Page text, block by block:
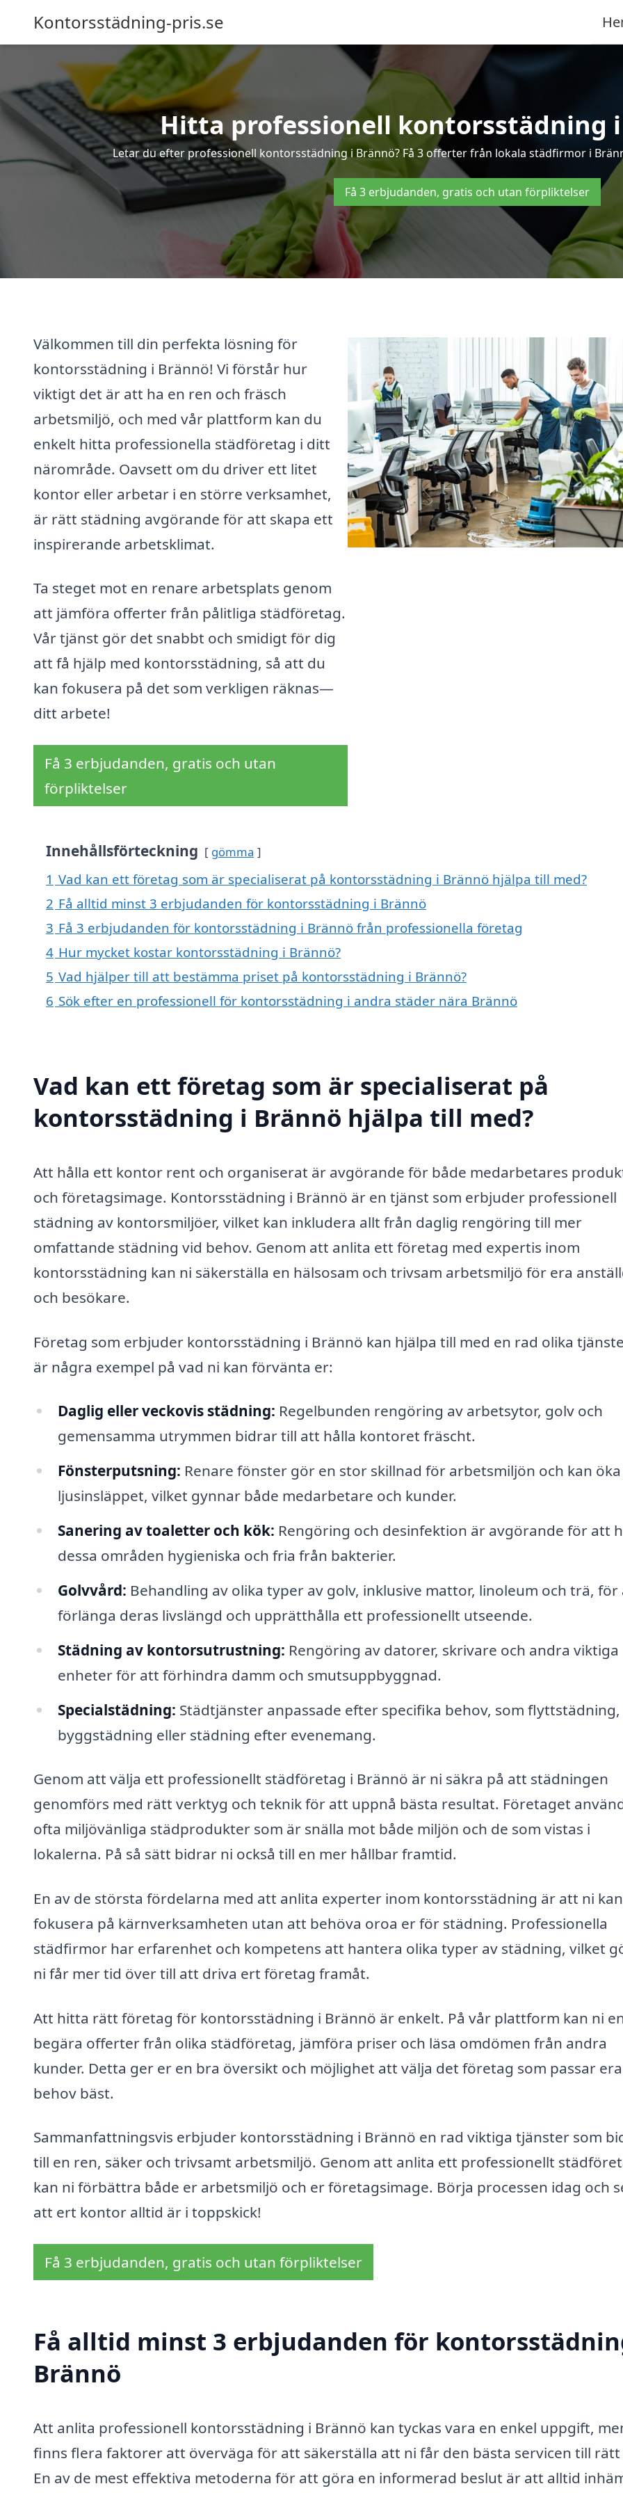
Kontorsstädning-pris.se
Hitta professionell kontorsstädning
Letar du efter professionell kontorsstädning i Brännö? Få 3 offerter från lokala städfirmor i
Få 3 erbjudanden, gratis och utan förpliktelser
Välkommen till din perfekta lösning för
kontorsstädning i Brännö! Vi förstår hur
viktigt det är att ha en ren och fräsch
arbetsmiljö, och med vår plattform kan du
enkelt hitta professionella städföretag i ditt
närområde. Oavsett om du driver ett litet
kontor eller arbetar i en större verksamhet,
är rätt städning avgörande för att skapa ett
inspirerande arbetsklimat.
Ta steget mot en renare arbetsplats genom
att jämföra offerter från pålitliga städföretag.
Vår tjänst gör det snabbt och smidigt för dig
att få hjälp med kontorsstädning, så att du
kan fokusera på det som verkligen räknas—
ditt arbete!
Få 3 erbjudanden, gratis och utan
förpliktelser
Innehållsförteckning gömma
1 Vad kan ett företag som är specialiserat på kontorsstädning i Brännö hjälpa till med?
2 Få alltid minst 3 erbjudanden för kontorsstädning i Brännö
3 Få 3 erbjudanden för kontorsstädning i Brännö från professionella företag
4 Hur mycket kostar kontorsstädning i Brännö?
5 Vad hjälper till att bestämma priset på kontorsstädning i Brännö?
6 Sök efter en professionell för kontorsstädning i andra städer nära Brännö
Vad kan ett företag som är specialiserat på
kontorsstädning i Brännö hjälpa till med?
Att hålla ett kontor rent och organiserat är avgörande för både medarbetares
och företagsimage. Kontorsstädning i Brännö är en tjänst som erbjuder professionell
städning av kontorsmiljöer, vilket kan inkludera allt från daglig rengöring till mer
omfattande städning vid behov. Genom att anlita ett företag med expertis inom
kontorsstädning kan ni säkerställa en hälsosam och trivsam arbetsmiljö för era
och besökare.
Företag som erbjuder kontorsstädning i Brännö kan hjälpa till med en rad olika
är några exempel på vad ni kan förvänta er:
Daglig eller veckovis städning: Regelbunden rengöring av arbetsytor, golv och
gemensamma utrymmen bidrar till att hålla kontoret fräscht.
Fönsterputsning: Renare fönster gör en stor skillnad för arbetsmiljön och kan öka
ljusinsläppet, vilket gynnar både medarbetare och kunder.
Sanering av toaletter och kök: Rengöring och desinfektion är avgörande för att
dessa områden hygieniska och fria från bakterier.
Golvvård: Behandling av olika typer av golv, inklusive mattor, linoleum och trä, för
förlänga deras livslängd och upprätthålla ett professionellt utseende.
Städning av kontorsutrustning: Rengöring av datorer, skrivare och andra viktiga
enheter för att förhindra damm och smutsuppbyggnad.
Specialstädning: Städtjänster anpassade efter specifika behov, som flyttstädning,
byggstädning eller städning efter evenemang.
Genom att välja ett professionellt städföretag i Brännö är ni säkra på att städningen
genomförs med rätt verktyg och teknik för att uppnå bästa resultat. Företaget
ofta miljövänliga städprodukter som är snälla mot både miljön och de som vistas i
lokalerna. På så sätt bidrar ni också till en mer hållbar framtid.
En av de största fördelarna med att anlita experter inom kontorsstädning är att ni kan
fokusera på kärnverksamheten utan att behöva oroa er för städning. Professionella
städfirmor har erfarenhet och kompetens att hantera olika typer av städning, vilket
ni får mer tid över till att driva ert företag framåt.
Att hitta rätt företag för kontorsstädning i Brännö är enkelt. På vår plattform kan ni
begära offerter från olika städföretag, jämföra priser och läsa omdömen från andra
kunder. Detta ger er en bra översikt och möjlighet att välja det företag som passar era
behov bäst.
Sammanfattningsvis erbjuder kontorsstädning i Brännö en rad viktiga tjänster som
till en ren, säker och trivsamt arbetsmiljö. Genom att anlita ett professionellt
kan ni förbättra både er arbetsmiljö och er företagsimage. Börja processen idag och
att ert kontor alltid är i toppskick!
Få 3 erbjudanden, gratis och utan förpliktelser
Få alltid minst 3 erbjudanden för
Brännö
Att anlita professionell kontorsstädning i Brännö kan tyckas vara en enkel uppgift,
finns flera faktorer att överväga för att säkerställa att ni får den bästa servicen till rätt
En av de mest effektiva metoderna för att göra en informerad beslut är att alltid